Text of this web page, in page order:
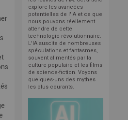
explore les avancées
potentielles de l'IA et ce que
nous pouvons réellement
attendre de cette
technologie révolutionnaire.
L'IA suscite de nombreuses
spéculations et fantasmes,
souvent alimentés par la
culture populaire et les films
de science-fiction. Voyons
quelques-uns des mythes
les plus courants.